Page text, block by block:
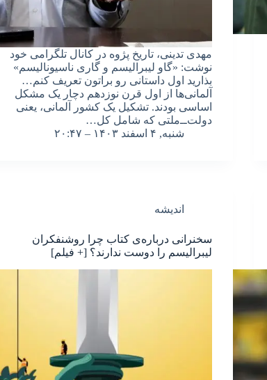
مهدی تدینی، تاریخ پژوه در کانال تلگرامی خود
نوشت: «گاو لیبرالیسم و گاری ناسیونالیسم»
بذارید اول داستانی رو براتون تعریف کنم…
آلمانی‌ها از اول قرن نوزدهم دچار یک مشکل
اساسی بودند. تشکیل یک کشور آلمانی، یعنی
دولت‌ــ‌‌ملتی که شامل کل…
شنبه, ۴ اسفند ۱۴۰۳ – ۲۰:۴۷
اندیشه
سخنرانی درباره‌ی کتاب چرا روشنفکران
لیبرالیسم را دوست ندارند؟ [+ فیلم]